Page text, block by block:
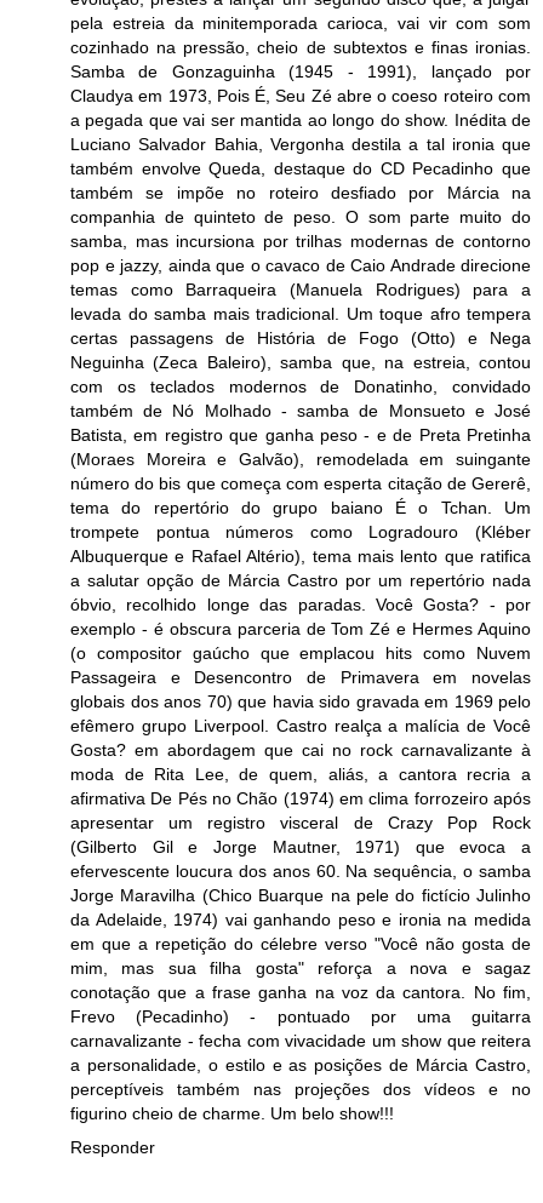
pela estreia da minitemporada carioca, vai vir com som
cozinhado na pressão, cheio de subtextos e finas ironias.
Samba de Gonzaguinha (1945 - 1991), lançado por
Claudya em 1973, Pois É, Seu Zé abre o coeso roteiro com
a pegada que vai ser mantida ao longo do show. Inédita de
Luciano Salvador Bahia, Vergonha destila a tal ironia que
também envolve Queda, destaque do CD Pecadinho que
também se impõe no roteiro desfiado por Márcia na
companhia de quinteto de peso. O som parte muito do
samba, mas incursiona por trilhas modernas de contorno
pop e jazzy, ainda que o cavaco de Caio Andrade direcione
temas como Barraqueira (Manuela Rodrigues) para a
levada do samba mais tradicional. Um toque afro tempera
certas passagens de História de Fogo (Otto) e Nega
Neguinha (Zeca Baleiro), samba que, na estreia, contou
com os teclados modernos de Donatinho, convidado
também de Nó Molhado - samba de Monsueto e José
Batista, em registro que ganha peso - e de Preta Pretinha
(Moraes Moreira e Galvão), remodelada em suingante
número do bis que começa com esperta citação de Gererê,
tema do repertório do grupo baiano É o Tchan. Um
trompete pontua números como Logradouro (Kléber
Albuquerque e Rafael Altério), tema mais lento que ratifica
a salutar opção de Márcia Castro por um repertório nada
óbvio, recolhido longe das paradas. Você Gosta? - por
exemplo - é obscura parceria de Tom Zé e Hermes Aquino
(o compositor gaúcho que emplacou hits como Nuvem
Passageira e Desencontro de Primavera em novelas
globais dos anos 70) que havia sido gravada em 1969 pelo
efêmero grupo Liverpool. Castro realça a malícia de Você
Gosta? em abordagem que cai no rock carnavalizante à
moda de Rita Lee, de quem, aliás, a cantora recria a
afirmativa De Pés no Chão (1974) em clima forrozeiro após
apresentar um registro visceral de Crazy Pop Rock
(Gilberto Gil e Jorge Mautner, 1971) que evoca a
efervescente loucura dos anos 60. Na sequência, o samba
Jorge Maravilha (Chico Buarque na pele do fictício Julinho
da Adelaide, 1974) vai ganhando peso e ironia na medida
em que a repetição do célebre verso "Você não gosta de
mim, mas sua filha gosta" reforça a nova e sagaz
conotação que a frase ganha na voz da cantora. No fim,
Frevo (Pecadinho) - pontuado por uma guitarra
carnavalizante - fecha com vivacidade um show que reitera
a personalidade, o estilo e as posições de Márcia Castro,
perceptíveis também nas projeções dos vídeos e no
figurino cheio de charme. Um belo show!!!
Responder